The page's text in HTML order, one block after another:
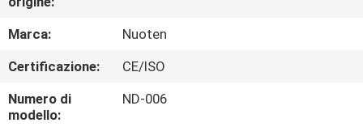
SU
DI
NOI
VISITA
Marca:
Nuoten
Certificazione:
CE/ISO
Numero di
modello:
ND-006